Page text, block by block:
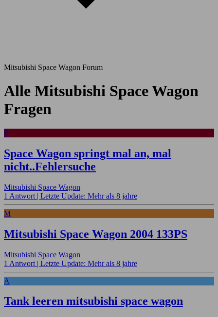
Mitsubishi Space Wagon Forum
Alle Mitsubishi Space Wagon
Fragen
R
Space Wagon springt mal an, mal
nicht..Fehlersuche
Mitsubishi Space Wagon
1 Antwort | Letzte Update: Mehr als 8 jahre
M
Mitsubishi Space Wagon 2004 133PS
Mitsubishi Space Wagon
1 Antwort | Letzte Update: Mehr als 8 jahre
A
Tank leeren mitsubishi space wagon